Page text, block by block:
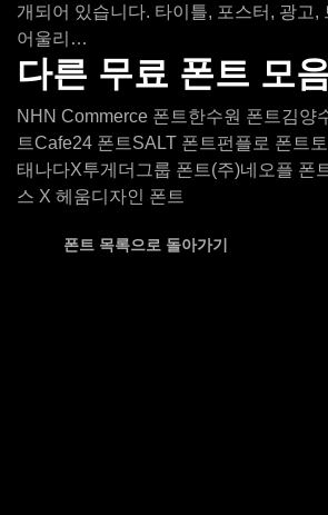
개되어 있습니다. 타이틀, 포스터, 광고,
어울리…
다른 무료 폰트 모
NHN Commerce 폰트 한수원 폰트 김양
트Cafe24 폰트 SALT 폰트 펀플로 폰트
태나다X투게더그룹 폰트 (주)네오플 폰
스 X 헤움디자인 폰트
폰트 목록으로 돌아가기